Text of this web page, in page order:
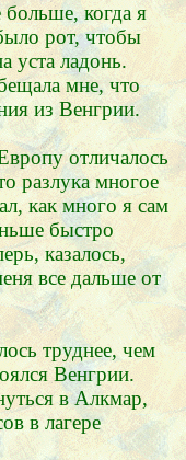
когда я
рот, чтобы
уста ладонь.
мне, что
из Венгрии.
отличалось
разлука многое
как много я сам
быстро
казалось,
все дальше от
труднее, чем
Венгрии.
в Алкмар,
в лагере